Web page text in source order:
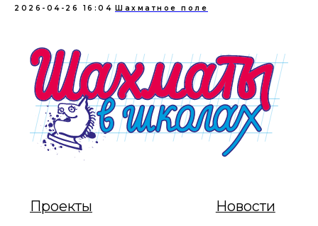
2026-04-26 16:04 Шахматное поле
Документация
Ресурсные центры
Партнеры
Контакты
Политика обработки персональных данных